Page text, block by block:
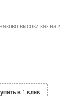
высоки как на
в 1 клик